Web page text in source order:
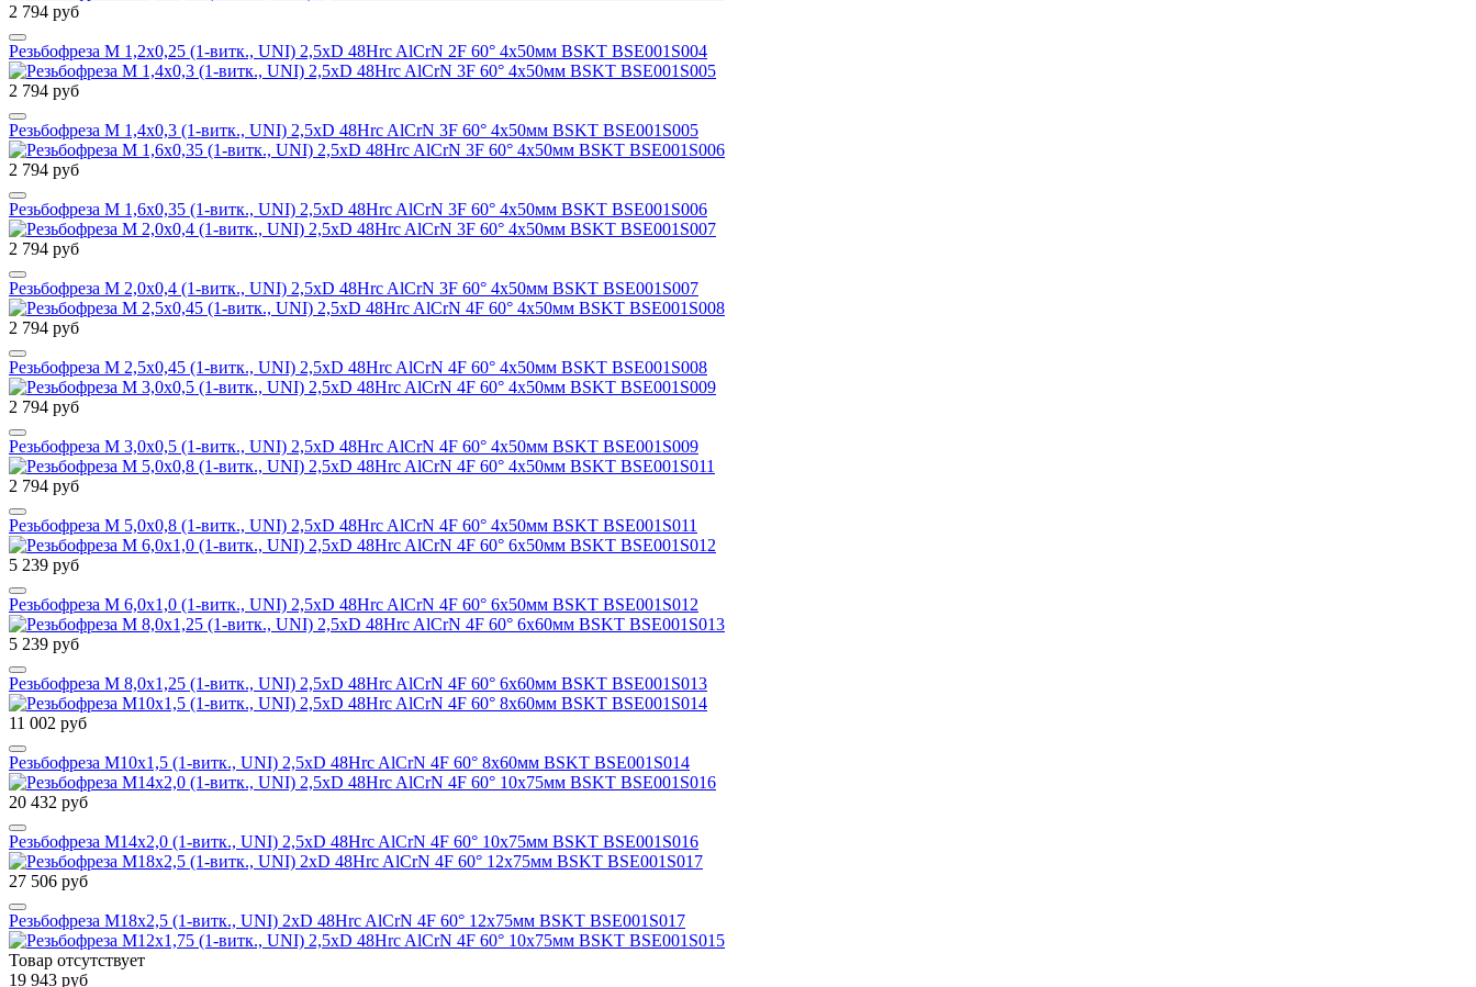
2 794 руб
Резьбофреза М 1,2х0,25 (1-витк., UNI) 2,5xD 48Hrc AlCrN 2F 60° 4х50мм BSKT BSE001S004
2 794 руб
Резьбофреза М 1,4х0,3 (1-витк., UNI) 2,5xD 48Hrc AlCrN 3F 60° 4х50мм BSKT BSE001S005
2 794 руб
Резьбофреза М 1,6х0,35 (1-витк., UNI) 2,5xD 48Hrc AlCrN 3F 60° 4х50мм BSKT BSE001S006
2 794 руб
Резьбофреза М 2,0х0,4 (1-витк., UNI) 2,5xD 48Hrc AlCrN 3F 60° 4х50мм BSKT BSE001S007
2 794 руб
Резьбофреза М 2,5х0,45 (1-витк., UNI) 2,5xD 48Hrc AlCrN 4F 60° 4х50мм BSKT BSE001S008
2 794 руб
Резьбофреза М 3,0х0,5 (1-витк., UNI) 2,5xD 48Hrc AlCrN 4F 60° 4х50мм BSKT BSE001S009
2 794 руб
Резьбофреза М 5,0х0,8 (1-витк., UNI) 2,5xD 48Hrc AlCrN 4F 60° 4х50мм BSKT BSE001S011
5 239 руб
Резьбофреза М 6,0х1,0 (1-витк., UNI) 2,5xD 48Hrc AlCrN 4F 60° 6х50мм BSKT BSE001S012
5 239 руб
Резьбофреза М 8,0х1,25 (1-витк., UNI) 2,5xD 48Hrc AlCrN 4F 60° 6х60мм BSKT BSE001S013
11 002 руб
Резьбофреза М10х1,5 (1-витк., UNI) 2,5xD 48Hrc AlCrN 4F 60° 8х60мм BSKT BSE001S014
20 432 руб
Резьбофреза М14х2,0 (1-витк., UNI) 2,5xD 48Hrc AlCrN 4F 60° 10х75мм BSKT BSE001S016
27 506 руб
Резьбофреза М18х2,5 (1-витк., UNI) 2xD 48Hrc AlCrN 4F 60° 12х75мм BSKT BSE001S017
Товар отсутствует
19 943 руб